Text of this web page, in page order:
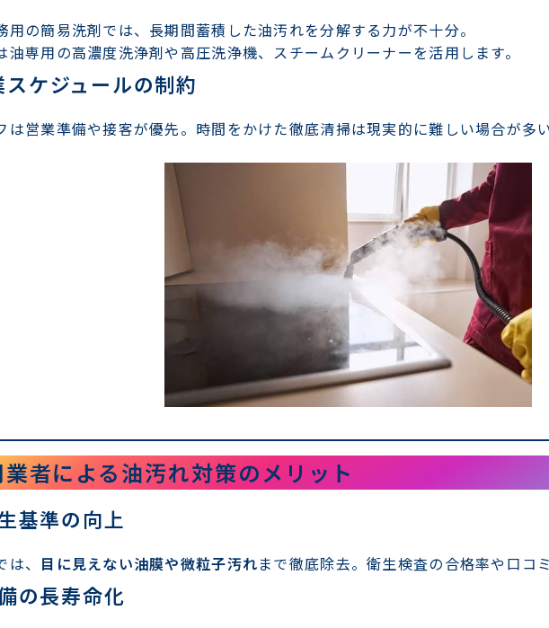
用の簡易洗剤では、長期間蓄積した油汚れを分解する力が不十分。
油専用の高濃度洗浄剤や高圧洗浄機、スチームクリーナーを活用します。
ケジュールの制約
は営業準備や接客が優先。時間をかけた徹底清掃は現実的に難しい場合が多い
者による油汚れ対策のメリット
基準の向上
、 目に見えない油膜や微粒子汚れまで徹底除去。衛生検査の合格率や口コ
の長寿命化